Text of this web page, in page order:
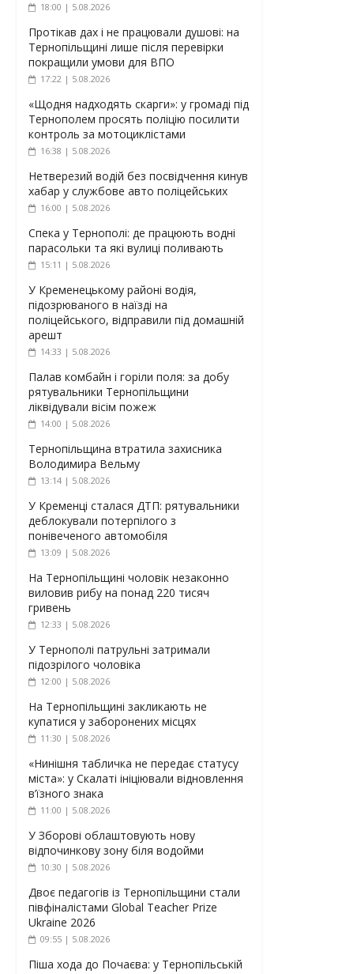
18:00 | 5.08.2026
Протікав дах і не працювали душові: на
Тернопільщині лише після перевірки
покращили умови для ВПО
17:22 | 5.08.2026
«Щодня надходять скарги»: у громаді під
Тернополем просять поліцію посилити
контроль за мотоциклістами
16:38 | 5.08.2026
Нетверезий водій без посвідчення кинув
хабар у службове авто поліцейських
16:00 | 5.08.2026
Спека у Тернополі: де працюють водні
парасольки та які вулиці поливають
15:11 | 5.08.2026
У Кременецькому районі водія,
підозрюваного в наїзді на
поліцейського, відправили під домашній
арешт
14:33 | 5.08.2026
Палав комбайн і горіли поля: за добу
рятувальники Тернопільщини
ліквідували вісім пожеж
14:00 | 5.08.2026
Тернопільщина втратила захисника
Володимира Вельму
13:14 | 5.08.2026
У Кременці сталася ДТП: рятувальники
деблокували потерпілого з
понівеченого автомобіля
13:09 | 5.08.2026
На Тернопільщині чоловік незаконно
виловив рибу на понад 220 тисяч
гривень
12:33 | 5.08.2026
У Тернополі патрульні затримали
підозрілого чоловіка
12:00 | 5.08.2026
На Тернопільщині закликають не
купатися у заборонених місцях
11:30 | 5.08.2026
«Нинішня табличка не передає статусу
міста»: у Скалаті ініціювали відновлення
в’їзного знака
11:00 | 5.08.2026
У Зборові облаштовують нову
відпочинкову зону біля водойми
10:30 | 5.08.2026
Двоє педагогів із Тернопільщини стали
півфіналістами Global Teacher Prize
Ukraine 2026
09:55 | 5.08.2026
Піша хода до Почаєва: у Тернопільській